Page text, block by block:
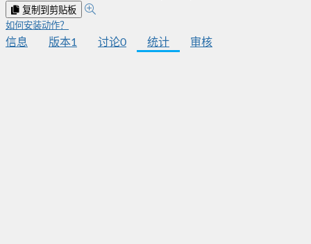
复制到剪贴板
如何安装动作？
信息 版本1 讨论0 统计 审核